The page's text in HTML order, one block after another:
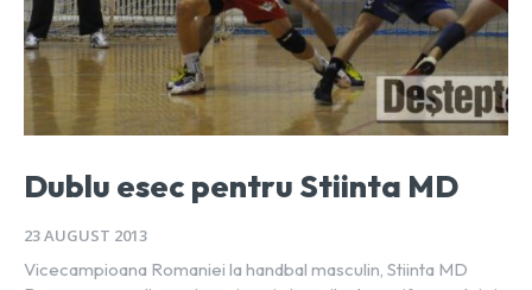
Dublu esec pentru Stiinta MD
23 AUGUST 2013
Vicecampioana Romaniei la handbal masculin, Stiinta MD